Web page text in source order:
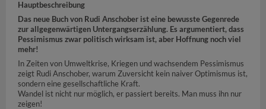
Hauptbeschreibung
Das neue Buch von Rudi Anschober ist eine bewusste Gegenrede
zur allgegenwärtigen Untergangserzählung. Es argumentiert, dass
Pessimismus zwar politisch wirksam ist, aber Hoffnung noch viel
mehr!
In Zeiten von Umweltkrise, Kriegen und wachsendem Pessimismus
zeigt Rudi Anschober, warum Zuversicht kein naiver Optimismus ist,
sondern eine gesellschaftliche Kraft.
Wandel ist nicht nur möglich, er passiert bereits. Man muss ihn nur
zeigen!